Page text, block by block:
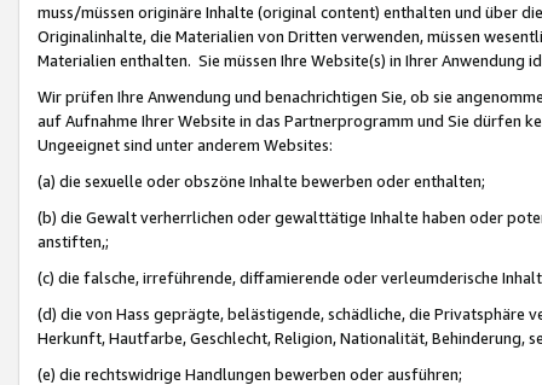
muss/müssen originäre Inhalte (original content) enthalten und über
Originalinhalte, die Materialien von Dritten verwenden, müssen
Materialien enthalten. Sie müssen Ihre Website(s) in Ihrer Anwendung
Wir prüfen Ihre Anwendung und benachrichtigen Sie, ob sie
auf Aufnahme Ihrer Website in das Partnerprogramm und Sie dürfen
Ungeeignet sind unter anderem Websites:
(a) die sexuelle oder obszöne Inhalte bewerben oder enthalten;
(b) die Gewalt verherrlichen oder gewalttätige Inhalte haben oder
anstiften,;
(c) die falsche, irreführende, diffamierende oder verleumderische
(d) die von Hass geprägte, belästigende, schädliche, die Privatsphäre
Herkunft, Hautfarbe, Geschlecht, Religion, Nationalität, Behinderung,
(e) die rechtswidrige Handlungen bewerben oder ausführen;